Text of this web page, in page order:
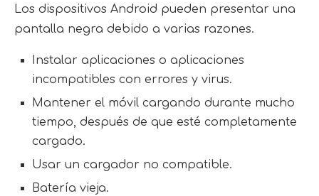
Los dispositivos Android pueden presentar una
pantalla negra debido a varias razones.
Instalar aplicaciones o aplicaciones
incompatibles con errores y virus.
Mantener el móvil cargando durante mucho
tiempo, después de que esté completamente
cargado.
Usar un cargador no compatible.
Batería vieja.